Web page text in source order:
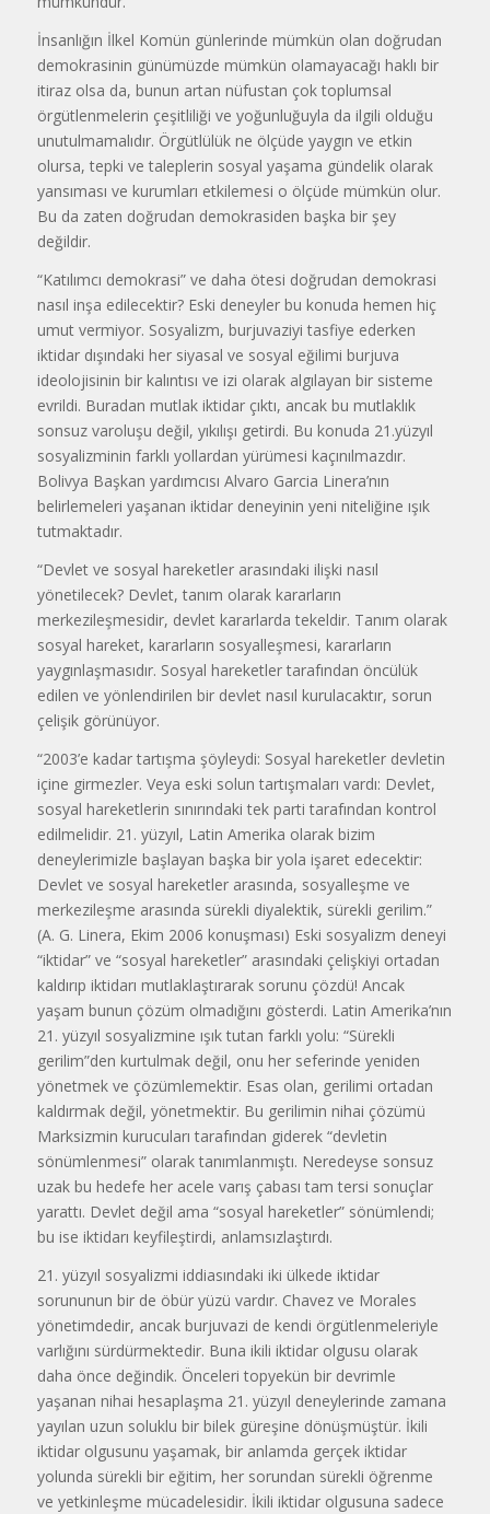
İnsanlığın İlkel Komün günlerinde mümkün olan doğrudan
demokrasinin günümüzde mümkün olamayacağı haklı bir
itiraz olsa da, bunun artan nüfustan çok toplumsal
örgütlenmelerin çeşitliliği ve yoğunluğuyla da ilgili olduğu
unutulmamalıdır. Örgütlülük ne ölçüde yaygın ve etkin
olursa, tepki ve taleplerin sosyal yaşama gündelik olarak
yansıması ve kurumları etkilemesi o ölçüde mümkün olur.
Bu da zaten doğrudan demokrasiden başka bir şey
değildir.
“Katılımcı demokrasi” ve daha ötesi doğrudan demokrasi
nasıl inşa edilecektir? Eski deneyler bu konuda hemen hiç
umut vermiyor. Sosyalizm, burjuvaziyi tasfiye ederken
iktidar dışındaki her siyasal ve sosyal eğilimi burjuva
ideolojisinin bir kalıntısı ve izi olarak algılayan bir sisteme
evrildi. Buradan mutlak iktidar çıktı, ancak bu mutlaklık
sonsuz varoluşu değil, yıkılışı getirdi. Bu konuda 21.yüzyıl
sosyalizminin farklı yollardan yürümesi kaçınılmazdır.
Bolivya Başkan yardımcısı Alvaro Garcia Linera’nın
belirlemeleri yaşanan iktidar deneyinin yeni niteliğine ışık
tutmaktadır.
“Devlet ve sosyal hareketler arasındaki ilişki nasıl
yönetilecek? Devlet, tanım olarak kararların
merkezileşmesidir, devlet kararlarda tekeldir. Tanım olarak
sosyal hareket, kararların sosyalleşmesi, kararların
yaygınlaşmasıdır. Sosyal hareketler tarafından öncülük
edilen ve yönlendirilen bir devlet nasıl kurulacaktır, sorun
çelişik görünüyor.
“2003’e kadar tartışma şöyleydi: Sosyal hareketler devletin
içine girmezler. Veya eski solun tartışmaları vardı: Devlet,
sosyal hareketlerin sınırındaki tek parti tarafından kontrol
edilmelidir. 21. yüzyıl, Latin Amerika olarak bizim
deneylerimizle başlayan başka bir yola işaret edecektir:
Devlet ve sosyal hareketler arasında, sosyalleşme ve
merkezileşme arasında sürekli diyalektik, sürekli gerilim.”
(A. G. Linera, Ekim 2006 konuşması) Eski sosyalizm deneyi
“iktidar” ve “sosyal hareketler” arasındaki çelişkiyi ortadan
kaldırıp iktidarı mutlaklaştırarak sorunu çözdü! Ancak
yaşam bunun çözüm olmadığını gösterdi. Latin Amerika’nın
21. yüzyıl sosyalizmine ışık tutan farklı yolu: “Sürekli
gerilim”den kurtulmak değil, onu her seferinde yeniden
yönetmek ve çözümlemektir. Esas olan, gerilimi ortadan
kaldırmak değil, yönetmektir. Bu gerilimin nihai çözümü
Marksizmin kurucuları tarafından giderek “devletin
sönümlenmesi” olarak tanımlanmıştı. Neredeyse sonsuz
uzak bu hedefe her acele varış çabası tam tersi sonuçlar
yarattı. Devlet değil ama “sosyal hareketler” sönümlendi;
bu ise iktidarı keyfileştirdi, anlamsızlaştırdı.
21. yüzyıl sosyalizmi iddiasındaki iki ülkede iktidar
sorununun bir de öbür yüzü vardır. Chavez ve Morales
yönetimdedir, ancak burjuvazi de kendi örgütlenmeleriyle
varlığını sürdürmektedir. Buna ikili iktidar olgusu olarak
daha önce değindik. Önceleri topyekün bir devrimle
yaşanan nihai hesaplaşma 21. yüzyıl deneylerinde zamana
yayılan uzun soluklu bir bilek güreşine dönüşmüştür. İkili
iktidar olgusunu yaşamak, bir anlamda gerçek iktidar
yolunda sürekli bir eğitim, her sorundan sürekli öğrenme
ve yetkinleşme mücadelesidir. İkili iktidar olgusuna sadece